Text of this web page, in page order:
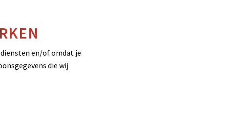
en/of omdat je
die wij